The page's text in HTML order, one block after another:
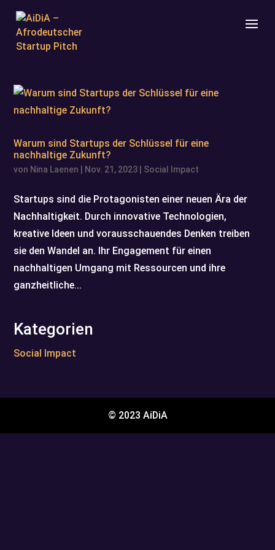
Warum sind Startups der Schlüssel für eine
nachhaltige Zukunft?
von Nina Laenen Nov. 21, 2023 Social Impact
Startups sind die Protagonisten einer neuen Ära der
Nachhaltigkeit. Durch innovative Technologien,
kreative Ideen und vorausschauendes Denken treiben
sie den Wandel an. Ihr Engagement für einen
nachhaltigen Umgang mit Ressourcen und ihre
ganzheitliche...
Kategorien
Social Impact
© 2023 AiDiA